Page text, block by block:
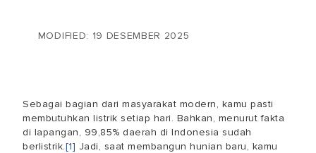
MODIFIED: 19 DESEMBER 2025
Sebagai bagian dari masyarakat modern, kamu pasti
membutuhkan listrik setiap hari. Bahkan, menurut fakta
di lapangan, 99,85% daerah di Indonesia sudah
berlistrik.[1] Jadi, saat membangun hunian baru, kamu